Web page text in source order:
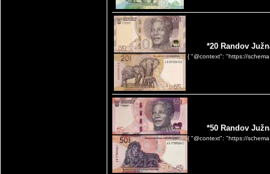
*20 Randov
{ "@context": "https://
*50 Randov
{ "@context": "https://